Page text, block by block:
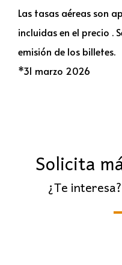
Las tasas aéreas son
incluidas en el precio .
emisión de los billetes.
*31 marzo 2026
Solicita
¿Te